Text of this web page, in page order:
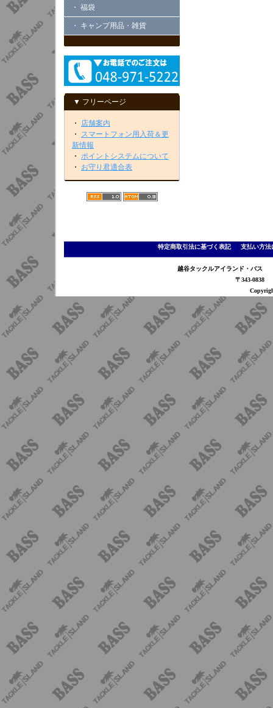
・ 福袋
・ キャンプ用品・雑貨
▼ フリーページ
・ 店舗案内
・ スマートフォン用入荷＆更
新情報
・ ポイントシステムについて
・ お守り君適合表
特定商取引法に基づく表記｜ 支払い方法
越谷タックルアイランド・バ
〒343-0838